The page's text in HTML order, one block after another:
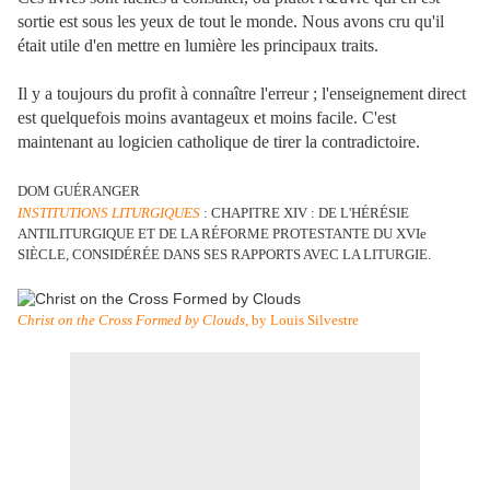
sortie est sous les yeux de tout le monde. Nous avons cru qu'il
était utile d'en mettre en lumière les principaux traits.
Il y a toujours du profit à connaître l'erreur ; l'enseignement direct
est quelquefois moins avantageux et moins facile. C'est
maintenant au logicien catholique de tirer la contradictoire.
DOM GUÉRANGER
INSTITUTIONS LITURGIQUES : CHAPITRE XIV : DE L'HÉRÉSIE
ANTILITURGIQUE ET DE LA RÉFORME PROTESTANTE DU XVIe
SIÈCLE, CONSIDÉRÉE DANS SES RAPPORTS AVEC LA LITURGIE.
Christ on the Cross Formed by Clouds, by Louis Silvestre